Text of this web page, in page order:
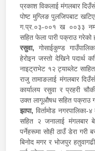
प्रकाश विकलाई मंगलबार
पोष्ट मुग्लिङ पुलजिपबाट
ग.प्र.०३-००१ ख ००३३
सहित फेला पारी पक्राउ गरेको
रसुवा,गोसाईकुण्ड
हेरोइन जस्तो देखिने पदार्थ
नाइट्राभेट १२ ट्याब्लेट
राजु तामाङलाई मंगलबार
कार्यालय रसुवा र प्रहरी
उक्त लागूऔषध सहित पक्राउ
झापा, विर्तामोड
सहित २ जनालाई मंगलबार
पर्नेहरूमा सोही ठाउँ डेरा गरी
बिनोद मगर र भोजपुर